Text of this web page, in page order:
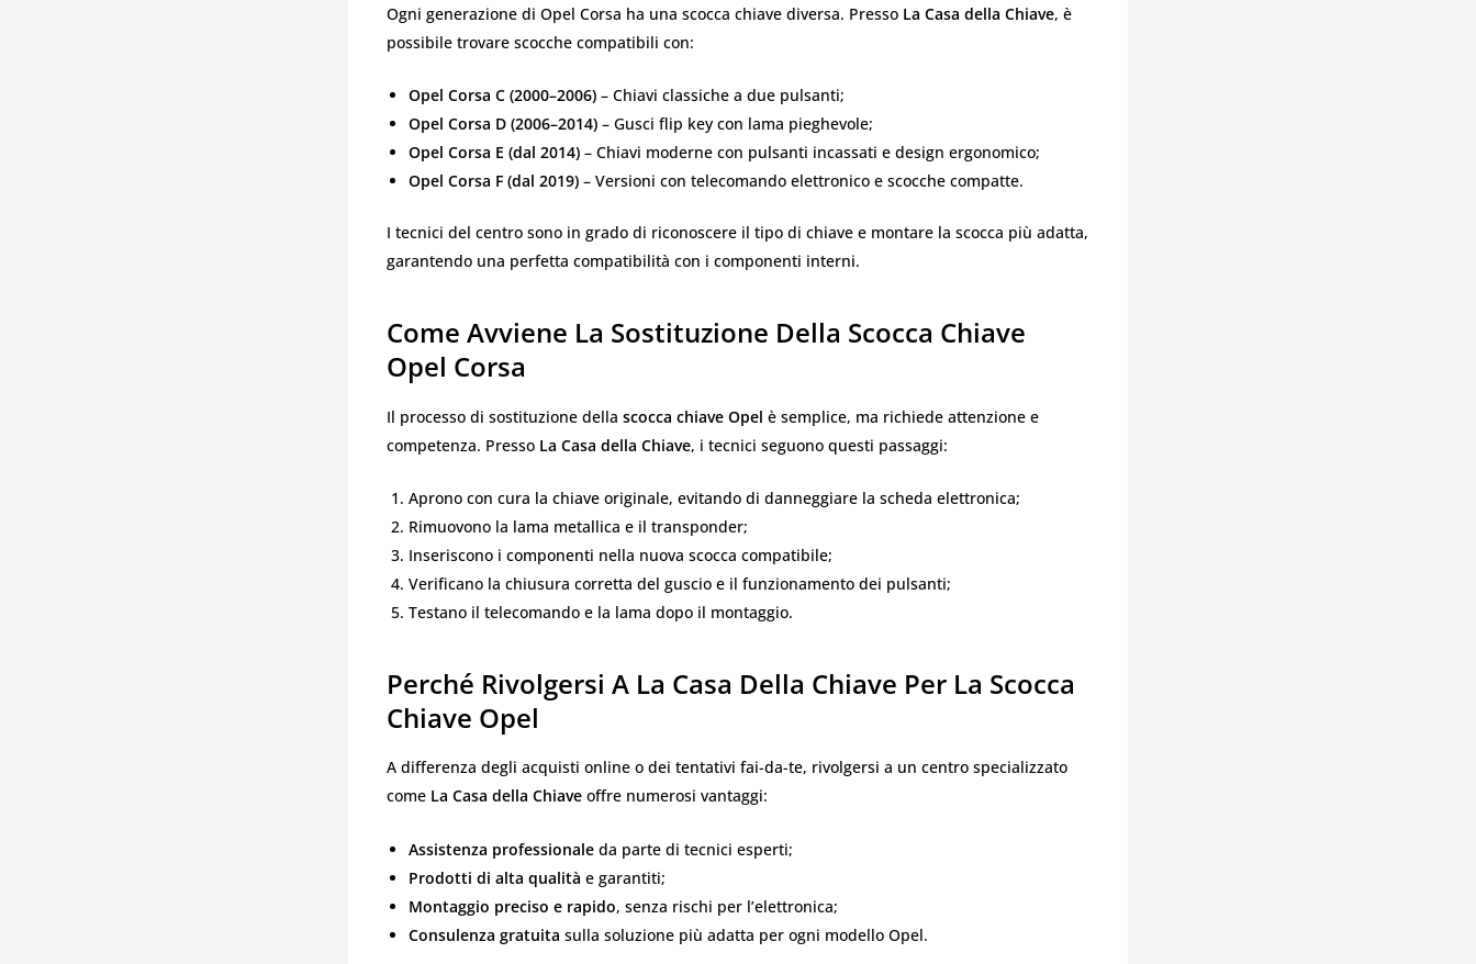
Ogni generazione di Opel Corsa ha una scocca chiave diversa. Presso La Casa della Chiave, è
possibile trovare scocche compatibili con:
Opel Corsa C (2000–2006) – Chiavi classiche a due pulsanti;
Opel Corsa D (2006–2014) – Gusci flip key con lama pieghevole;
Opel Corsa E (dal 2014) – Chiavi moderne con pulsanti incassati e design ergonomico;
Opel Corsa F (dal 2019) – Versioni con telecomando elettronico e scocche compatte.
I tecnici del centro sono in grado di riconoscere il tipo di chiave e montare la scocca più adatta,
garantendo una perfetta compatibilità con i componenti interni.
Come Avviene La Sostituzione Della Scocca Chiave
Opel Corsa
Il processo di sostituzione della scocca chiave Opel è semplice, ma richiede attenzione e
competenza. Presso La Casa della Chiave, i tecnici seguono questi passaggi:
Aprono con cura la chiave originale, evitando di danneggiare la scheda elettronica;
Rimuovono la lama metallica e il transponder;
Inseriscono i componenti nella nuova scocca compatibile;
Verificano la chiusura corretta del guscio e il funzionamento dei pulsanti;
Testano il telecomando e la lama dopo il montaggio.
Perché Rivolgersi A La Casa Della Chiave Per La Scocca
Chiave Opel
A differenza degli acquisti online o dei tentativi fai-da-te, rivolgersi a un centro specializzato
come La Casa della Chiave offre numerosi vantaggi:
Assistenza professionale da parte di tecnici esperti;
Prodotti di alta qualità e garantiti;
Montaggio preciso e rapido, senza rischi per l’elettronica;
Consulenza gratuita sulla soluzione più adatta per ogni modello Opel.